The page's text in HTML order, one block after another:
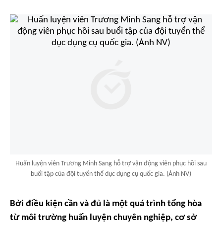
Huấn luyện viên Trương Minh Sang hỗ trợ vận động viên phục hồi sau
buổi tập của đội tuyển thể dục dụng cụ quốc gia. (Ảnh NV)
Bởi điều kiện cần và đủ là một quá trình tổng hòa
từ môi trường huấn luyện chuyên nghiệp, cơ sở